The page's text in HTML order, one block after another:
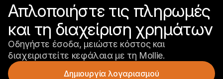
Απλοποιήστε τις πληρωμές
και τη διαχείριση χρημάτων
Οδηγήστε έσοδα, μειώστε κόστος και
διαχειριστείτε κεφάλαια με τη Mollie.
Δημιουργία λογαριασμού